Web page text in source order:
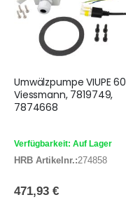
Umwälzpumpe VIUPE 60
Viessmann, 7819749,
7874668
Verfügbarkeit: Auf Lager
HRB Artikelnr.:274858
471,93 €